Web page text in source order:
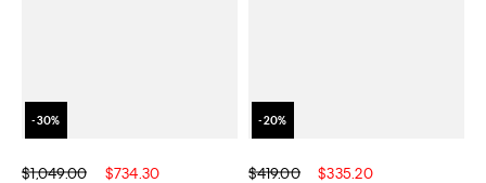
$1,049.00 $734.30 $419.00 $335.20